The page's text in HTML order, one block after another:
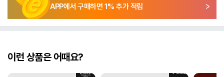
APP에서 구매하면 1% 추가 적립
이런 상품은 어때요?